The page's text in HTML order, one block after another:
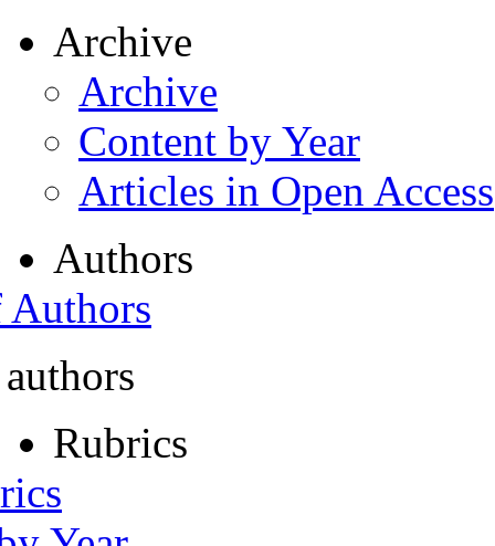
Archive
Archive
Content by Year
Articles in Open Access
Authors
Rubrics